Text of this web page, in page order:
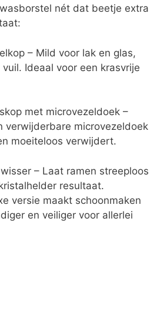
nét dat beetje extra
– Mild voor lak en glas,
Ideaal voor een krasvrije
met microvezeldoek –
verwijderbare microvezeldoek
moeiteloos verwijdert.
– Laat ramen streeploos
resultaat.
versie maakt schoonmaken
en veiliger voor allerlei